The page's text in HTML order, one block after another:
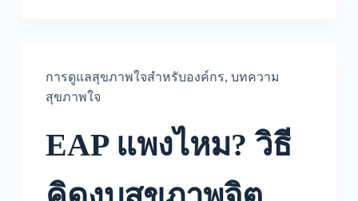
การดูแลสุขภาพใจสำหรับองค์กร, บทความ
สุขภาพใจ
EAP แพงไหม? วิธี